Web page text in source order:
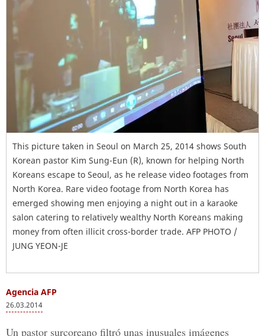
This picture taken in Seoul on March 25, 2014 shows South
Korean pastor Kim Sung-Eun (R), known for helping North
Koreans escape to Seoul, as he release video footages from
North Korea. Rare video footage from North Korea has
emerged showing men enjoying a night out in a karaoke
salon catering to relatively wealthy North Koreans making
money from often illicit cross-border trade. AFP PHOTO /
JUNG YEON-JE
Agencia AFP
26.03.2014
Un pastor surcoreano filtró unas inusuales imágenes